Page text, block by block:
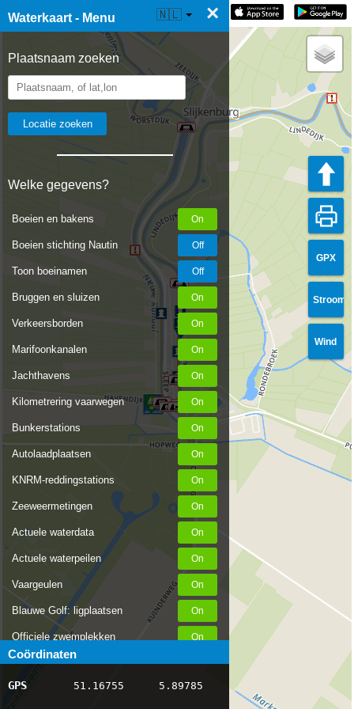
Waterkaart - Menu ×
Plaatsnaam zoeken
Welke gegevens?
Boeien en bakens
Boeien stichting Nautin
Toon boeinamen
Bruggen en sluizen
Verkeersborden
Marifoonkanalen
Jachthavens
Kilometrering vaarwegen
Bunkerstations
Autolaadplaatsen
KNRM-reddingstations
Zeeweermetingen
Actuele waterdata
Actuele waterpeilen
Vaargeulen
Blauwe Golf: ligplaatsen
Officiele zwemplekken
Stremmingen/hinder
AIS scheepsposities
Coördinaten
GPS 51.16755 5.89785
☰ Waterkaart Live 🇳🇱
GPX
Stroom
Wind